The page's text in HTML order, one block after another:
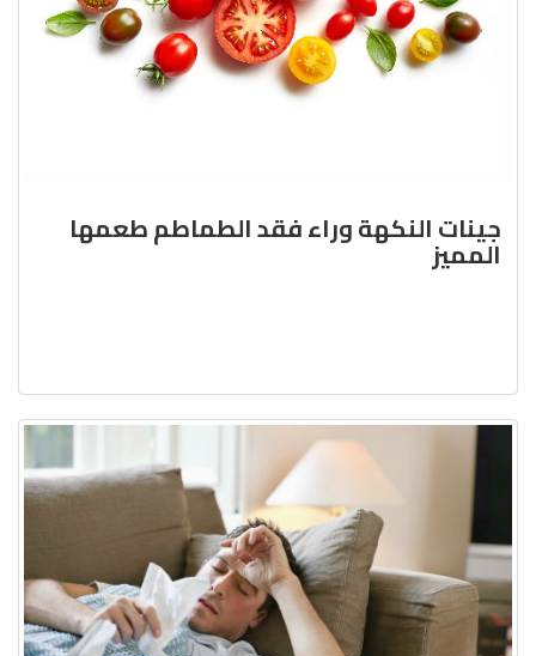
جينات النكهة وراء فقد الطماطم طعمها
المميز